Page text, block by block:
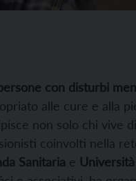
con disturbi
alle cure e alla
non solo chi vive
coinvolti nella
Sanitaria e